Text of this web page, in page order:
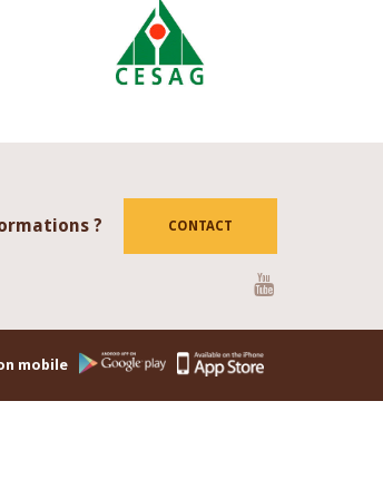
? CONTACT
mobile